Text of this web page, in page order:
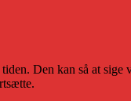
Den kan så at